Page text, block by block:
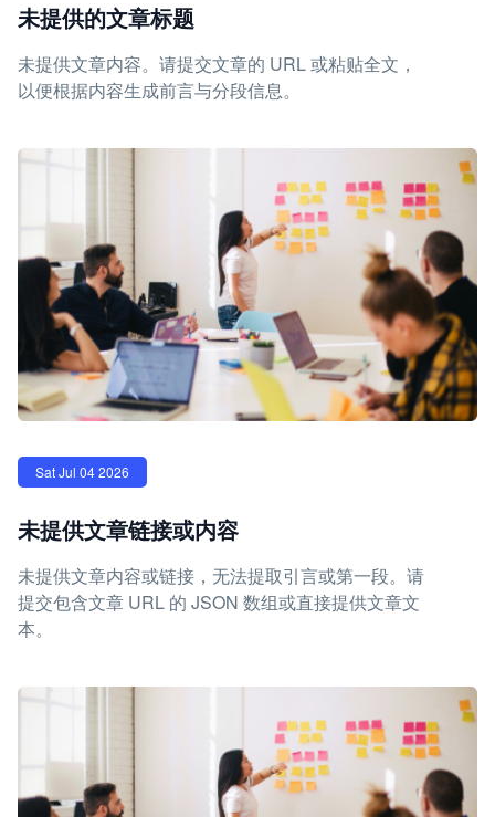
未提供的文章标题
未提供文章内容。请提交文章的 URL 或粘贴全文，
以便根据内容生成前言与分段信息。
Sat Jul 04 2026
未提供文章链接或内容
未提供文章内容或链接，无法提取引言或第一段。请
提交包含文章 URL 的 JSON 数组或直接提供文章文
本。